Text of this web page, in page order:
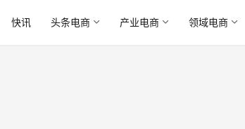
快讯 头条电商 产业电商 领域电商